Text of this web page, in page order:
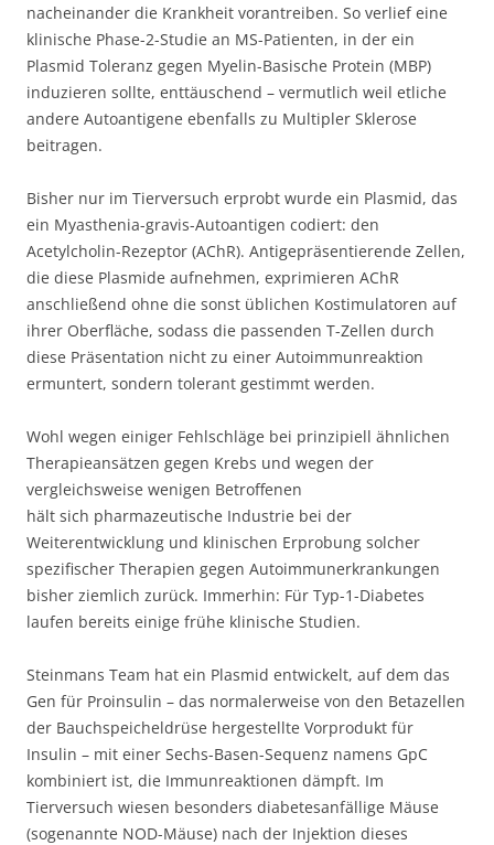
nacheinander die Krankheit vorantreiben. So verlief eine
klinische Phase-2-Studie an MS-Patienten, in der ein
Plasmid Toleranz gegen Myelin-Basische Protein (MBP)
induzieren sollte, enttäuschend – vermutlich weil etliche
andere Autoantigene ebenfalls zu Multipler Sklerose
beitragen.
Bisher nur im Tierversuch erprobt wurde ein Plasmid, das
ein Myasthenia-gravis-Autoantigen codiert: den
Acetylcholin-Rezeptor (AChR). Antigepräsentierende Zellen,
die diese Plasmide aufnehmen, exprimieren AChR
anschließend ohne die sonst üblichen Kostimulatoren auf
ihrer Oberfläche, sodass die passenden T-Zellen durch
diese Präsentation nicht zu einer Autoimmunreaktion
ermuntert, sondern tolerant gestimmt werden.
Wohl wegen einiger Fehlschläge bei prinzipiell ähnlichen
Therapieansätzen gegen Krebs und wegen der
vergleichsweise wenigen Betroffenen
hält sich pharmazeutische Industrie bei der
Weiterentwicklung und klinischen Erprobung solcher
spezifischer Therapien gegen Autoimmunerkrankungen
bisher ziemlich zurück. Immerhin: Für Typ-1-Diabetes
laufen bereits einige frühe klinische Studien.
Steinmans Team hat ein Plasmid entwickelt, auf dem das
Gen für Proinsulin – das normalerweise von den Betazellen
der Bauchspeicheldrüse hergestellte Vorprodukt für
Insulin – mit einer Sechs-Basen-Sequenz namens GpC
kombiniert ist, die Immunreaktionen dämpft. Im
Tierversuch wiesen besonders diabetesanfällige Mäuse
(sogenannte NOD-Mäuse) nach der Injektion dieses